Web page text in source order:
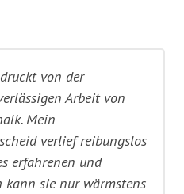
von der
Arbeit von
Mein
verlief reibungslos
erfahrenen und
kann sie nur wärmstens